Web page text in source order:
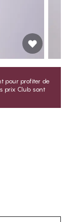
pour profiter de
prix Club sont